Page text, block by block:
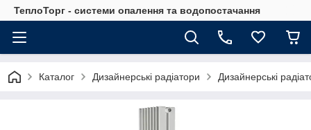
ТеплоТорг - системи опалення та водопостачання
Каталог Дизайнерські радіатори Дизайнерські